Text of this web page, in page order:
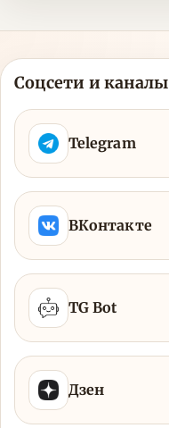
Соцсети и каналы
Telegram
ВКонтакте
TG Bot
Дзен